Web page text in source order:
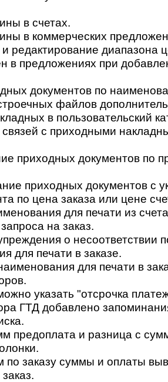
в счетах.
в коммерческих
редактирование диапазона
в предложениях при
документов по
файлов
в пользовательский
с приходными
приходных документов по
приходных документов с
по цена заказа или цене
для печати из
на заказ.
о несоответствии
для печати в заказе.
для печати в
указать "отсрочка
ГТД добавлено
предоплата и разница с
по заказу суммы и оплаты